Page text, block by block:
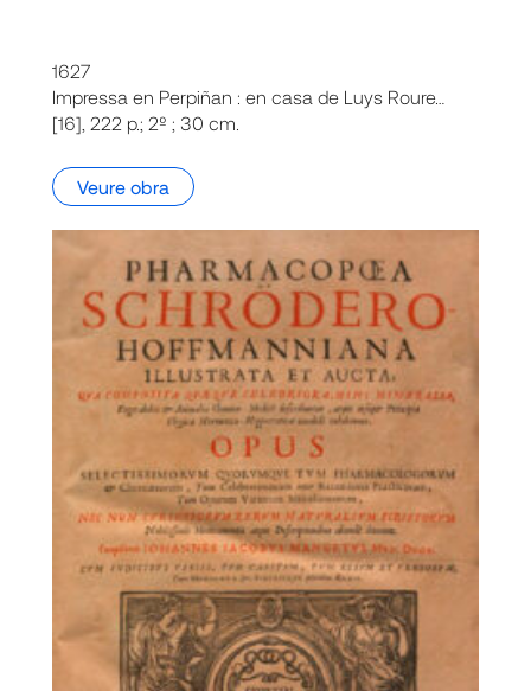
1627
Impressa en Perpiñan : en casa de Luys Roure…
[16], 222 p.; 2º ; 30 cm.
Veure obra